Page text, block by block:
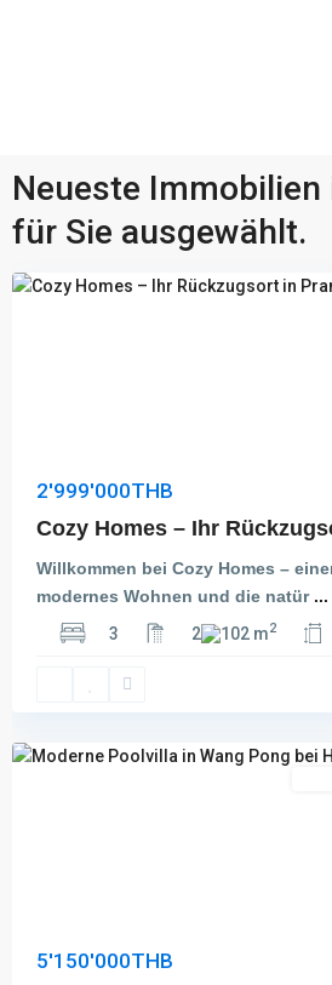
Neueste Immobilien
für Sie ausgewählt.
Pranburi
2'999'000THB
Cozy Homes – Ihr
Willkommen bei Cozy Homes –
modernes Wohnen und die natür ...
3
2 102 m2
Wang
5'150'000THB